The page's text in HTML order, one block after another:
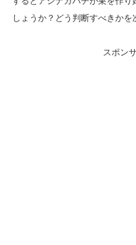
しょうか？どう判断すべきかを
スポン